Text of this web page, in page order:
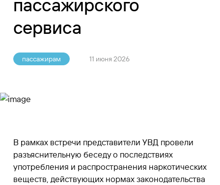
пассажирского
сервиса
пассажирам 11 июня 2026
В рамках встречи представители УВД провели
разъяснительную беседу о последствиях
употребления и распространения наркотических
веществ, действующих нормах законодательства